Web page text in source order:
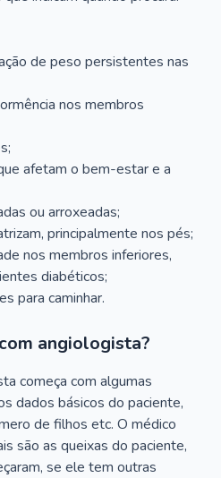
de peso persistentes nas
nos membros
afetam o bem-estar e a
ou arroxeadas;
principalmente nos pés;
nos membros inferiores,
diabéticos;
para caminhar.
angiologista?
começa com algumas
dados básicos do paciente,
de filhos etc. O médico
são as queixas do paciente,
se ele tem outras